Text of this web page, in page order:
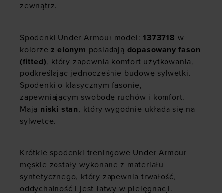
zewnątrz.
Spodenki Under Armour model:1373718 w
kolorze zielonym posiadają dopasowany fason
(fitted), który zapewnia komfort użytkowania,
podkreślając jednocześnie budowę sylwetki.
Spodenki o klasycznym fasonie,
zapewniającym swobodę ruchów i komfort.
Mają niski stan, który wygodnie układa się na
sylwetce.
Krótkie spodenki treningowe Under Armour
męskie zostały wykonane z materiału
syntetycznego, który zapewnia trwałość,
oddychalność i jest łatwy w pielęgnacji.